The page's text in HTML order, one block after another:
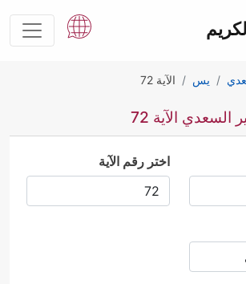
يس الآية 72
الآية 72
اختر رقم الآية